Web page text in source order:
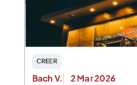
CREER
Bach V. 2 Mar 2026